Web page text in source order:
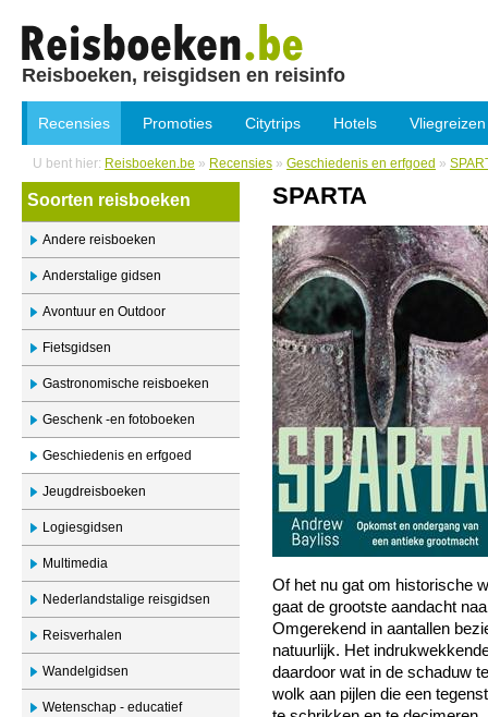
Reisboeken, reisgidsen en reisinfo
Recensies Promoties Citytrips Hotels Vliegreizen
U bent hier: Reisboeken.be » Recensies » Geschiedenis en erfgoed »
Soorten reisboeken
Andere reisboeken
Anderstalige gidsen
Avontuur en Outdoor
Fietsgidsen
Gastronomische reisboeken
Geschenk -en fotoboeken
Geschiedenis en erfgoed
Jeugdreisboeken
Logiesgidsen
Multimedia
Nederlandstalige reisgidsen
Reisverhalen
Wandelgidsen
Wetenschap - educatief
SPARTA
Of het nu gat om historische
gaat de grootste aandacht
Omgerekend in aantallen
natuurlijk. Het
daardoor wat in de schaduw
wolk aan pijlen die een